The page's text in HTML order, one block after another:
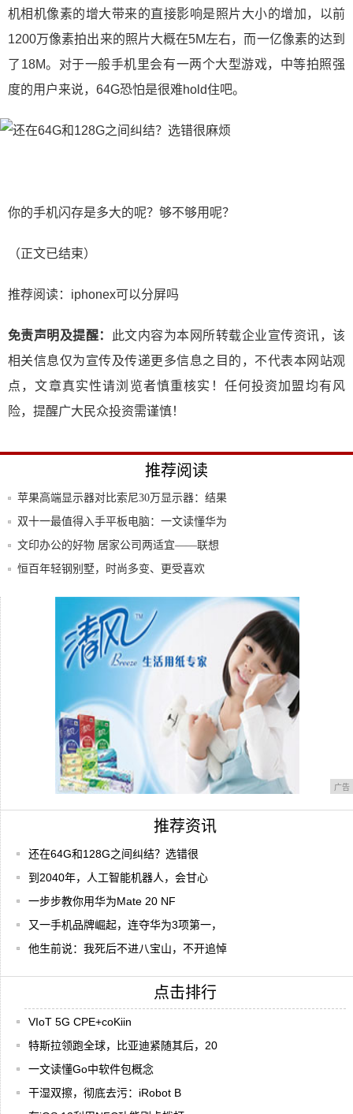
机相机像素的增大带来的直接影响是照片大小的增加，以前
1200万像素拍出来的照片大概在5M左右，而一亿像素的达到
了18M。对于一般手机里会有一两个大型游戏，中等拍照强
度的用户来说，64G恐怕是很难hold住吧。
你的手机闪存是多大的呢？够不够用呢？
（正文已结束）
推荐阅读： iphonex可以分屏吗
免责声明及提醒：
此文内容为本网所转载企业宣传资讯，该
相关信息仅为宣传及传递更多信息之目的，不代表本网站观
点，文章真实性请浏览者慎重核实！任何投资加盟均有风
险，提醒广大民众投资需谨慎！
推荐阅读
苹果高端显示器对比索尼30万显示器：结果
翻车
双十一最值得入手平板电脑：一文读懂华为
平板M
文印办公的好物 居家公司两适宜——联想
领像M
恒百年轻钢别墅，时尚多变、更受喜欢
目前最适合学生党平板电脑，安卓平板和
广告
推荐资讯
还在64G和128G之间纠结？选错很
到2040年，人工智能机器人，会甘心
一步步教你用华为Mate 20 NF
又一手机品牌崛起，连夺华为3项第一，
他生前说：我死后不进八宝山，不开追悼
点击排行
VIoT 5G CPE+coKiin
特斯拉领跑全球，比亚迪紧随其后，20
一文读懂Go中软件包概念
干湿双擦，彻底去污：iRobot B